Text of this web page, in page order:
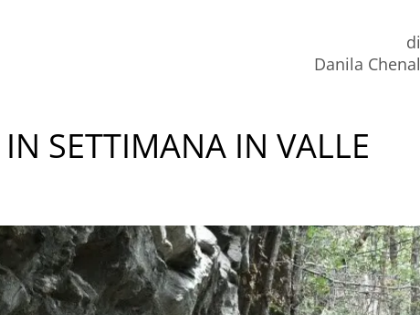
di
Danila Chenal
IN SETTIMANA IN VALLE